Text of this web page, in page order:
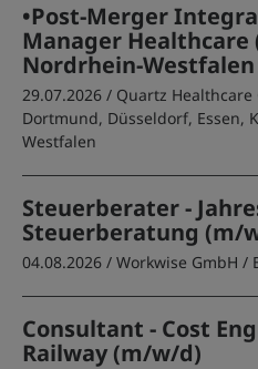
•Post-Merger
Manager
Nordrhein-Westfalen
29.07.2026 / Quartz Healthcare
Dortmund, Düsseldorf, Essen,
Westfalen
Steuerberater -
Steuerberatung (m/
04.08.2026 / Workwise GmbH /
Consultant - Cost
Railway (m/w/d)